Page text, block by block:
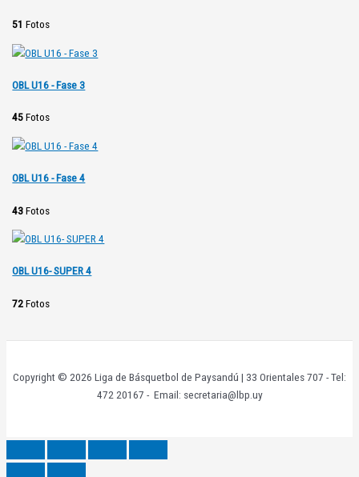
51 Fotos
OBL U16 - Fase 3
45Fotos
OBL U16 - Fase 4
43Fotos
OBL U16- SUPER 4
72Fotos
Copyright © 2026 Liga de Básquetbol de Paysandú | 33 Orientales 707 - Tel:
472 20167 - Email: secretaria@lbp.uy